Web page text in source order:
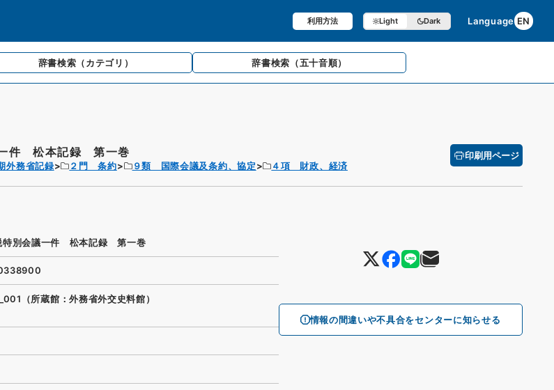
利用方法 Light Dark Language EN
辞書検索 （カテゴリ） 辞書検索 （五十音順）
件 松本記録 第一巻
外務省記録 ２門 条約 ９類 国際会議及条約、協定 ４項 財政、経済
印刷用ページ
情報の間違いや不具合をセンターに知らせる
特別会議一件 松本記録 第一巻
（所蔵館：外務省外交史料館）